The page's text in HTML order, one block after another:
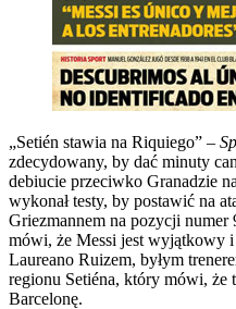
„Setién stawia na Riquiego” –
zdecydowany, by dać minuty
debiucie przeciwko Granadzie
wykonał testy, by postawić na
Griezmannem na pozycji numer
mówi, że Messi jest wyjątkowy
Laureano Ruizem, byłym
regionu Setiéna, który mówi,
Barcelonę.